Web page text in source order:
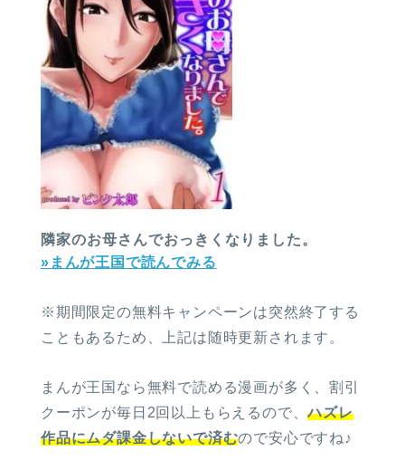
隣家のお母さんでおっきくなりました。
»まんが王国で読んでみる
※期間限定の無料キャンペーンは突然終了する
こともあるため、上記は随時更新されます。
まんが王国なら無料で読める漫画が多く、割引
クーポンが毎日2回以上もらえるので、ハズレ
作品にムダ課金しないで済むので安心ですね♪